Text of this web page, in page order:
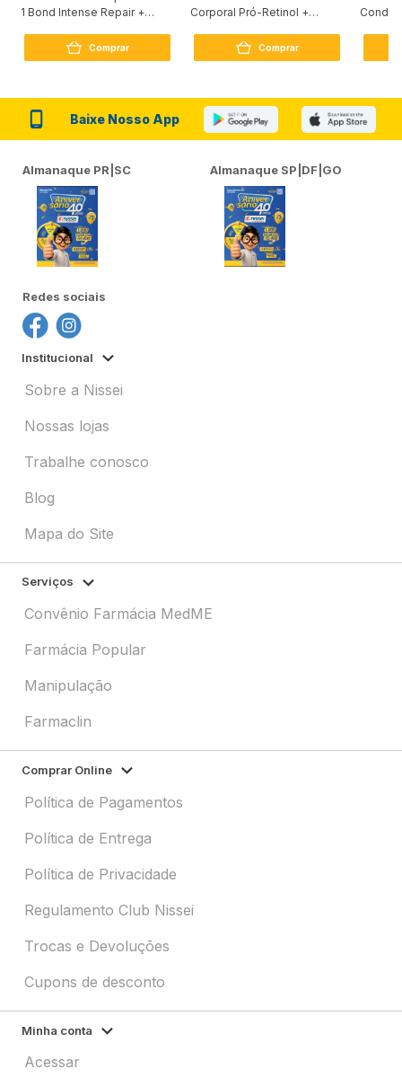
1 Bond Intense Repair +
Comprar
Corporal Pró-Retinol +
Comprar
Baixe Nosso App
Almanaque PR|SC Almanaque SP|DF|GO
Redes sociais
Institucional
Sobre a Nissei
Nossas lojas
Trabalhe conosco
Blog
Mapa do Site
Serviços
Convênio Farmácia MedME
Farmácia Popular
Manipulação
Farmaclin
Comprar Online
Política de Pagamentos
Política de Entrega
Política de Privacidade
Regulamento Club Nissei
Trocas e Devoluções
Cupons de desconto
Minha conta
Acessar